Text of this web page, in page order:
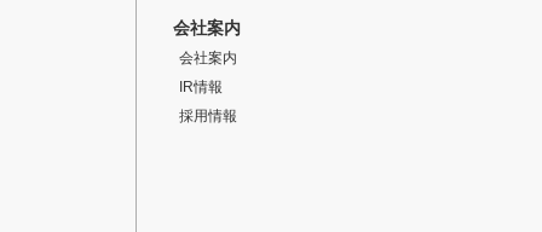
会社案内
会社案内
IR情報
採用情報